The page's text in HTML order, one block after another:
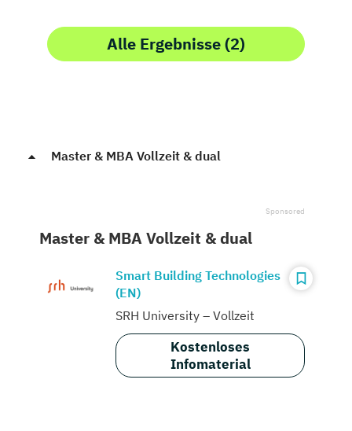
Alle Ergebnisse (2)
Master & MBA Vollzeit & dual
Master & MBA Vollzeit & dual
Smart Building Technologies
(EN)
SRH University – Vollzeit
Kostenloses
Infomaterial